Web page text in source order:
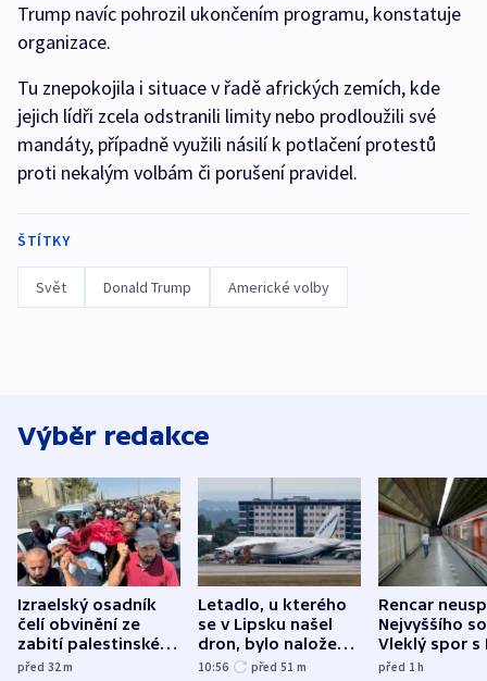
Trump navíc pohrozil ukončením programu, konstatuje
organizace.
Tu znepokojila i situace v řadě afrických zemích, kde
jejich lídři zcela odstranili limity nebo prodloužili své
mandáty, případně využili násilí k potlačení protestů
proti nekalým volbám či porušení pravidel.
ŠTÍTKY
Svět Donald Trump Americké volby
Výběr redakce
Izraelský osadník
čelí obvinění ze
zabití palestinského
aktivisty
před 32m
Letadlo, u kterého
se v Lipsku našel
dron, bylo naložené
municí, píší média
10:56 před 51 m
Rencar
Nejvyššího
Vleklý spor s
reklamní
před 1h